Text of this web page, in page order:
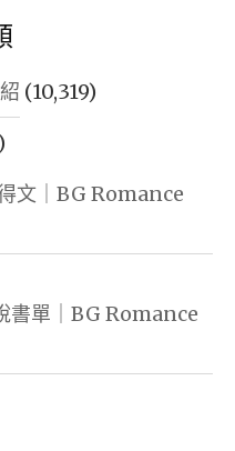
(10,319)
文｜BG Romance
書單｜BG Romance